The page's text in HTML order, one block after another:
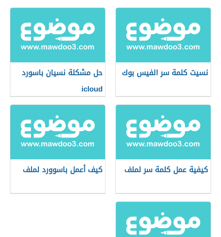
نسيت كلمة سر الفيس بوك
حل مشكلة نسيان باسورد
icloud
كيفية عمل كلمة سر لملف كيف أعمل باسوورد لملف